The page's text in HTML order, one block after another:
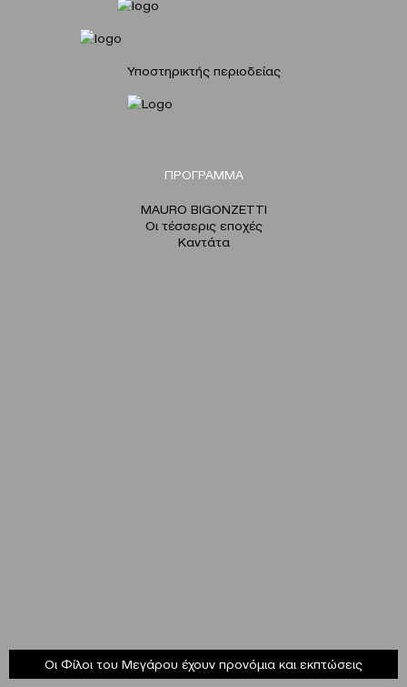
Υποστηρικτής περιοδείας
ΠΡΟΓΡΑΜΜΑ
MAURO BIGONZETTI
Οι τέσσερις εποχές
Καντάτα
Οι Φίλοι του Μεγάρου έχουν προνόμια και εκπτώσεις